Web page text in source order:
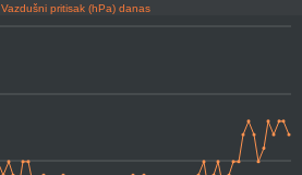
Vazdušni pritisak (hPa) danas